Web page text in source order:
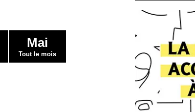
Mai
Tout le mois